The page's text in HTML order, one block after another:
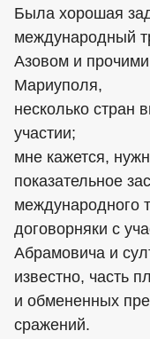
Была хорошая
международный
Азовом и
Мариуполя,
несколько стран
участии;
мне кажется,
показательное
международного
договорняки с
Абрамовича и
известно, часть
и обмененных
сражений.